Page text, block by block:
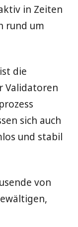
in Zeiten
rund um
die
Validatoren
sich auch
und stabil
von